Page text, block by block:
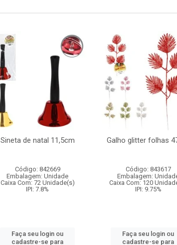
Sineta de natal 11,5cm
Código: 842669
Embalagem: Unidade
Caixa Com: 72 Unidade(s)
IPI: 7.8%
Faça seu login ou
cadastre-se para
Galho glitter folhas
Código: 843617
Embalagem:
Caixa Com: 120
IPI: 9.75%
Faça seu login ou
cadastre-se para